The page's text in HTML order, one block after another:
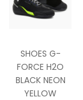
SHOES G-
FORCE H2O
BLACK NEON
YELLOW